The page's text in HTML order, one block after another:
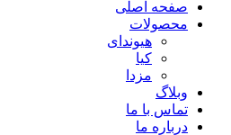
صفحه اصلی
محصولات
هیوندای
کیا
مزدا
وبلاگ
تماس با ما
درباره ما